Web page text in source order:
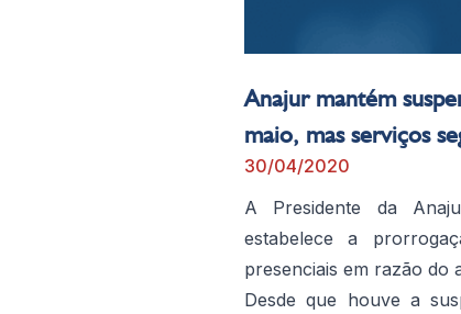
Anajur mantém
maio, mas serviços
30/04/2020
A Presidente da
estabelece a
presenciais em razão do
Desde que houve a